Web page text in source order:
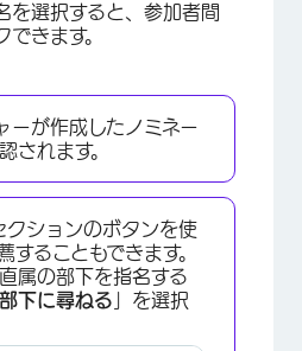
を選択すると、参加者間
きます。
ーが作成したノミネー
されます。
クションのボタンを使
することもできます。
属の部下を指名する
下に尋ねる 」を選択